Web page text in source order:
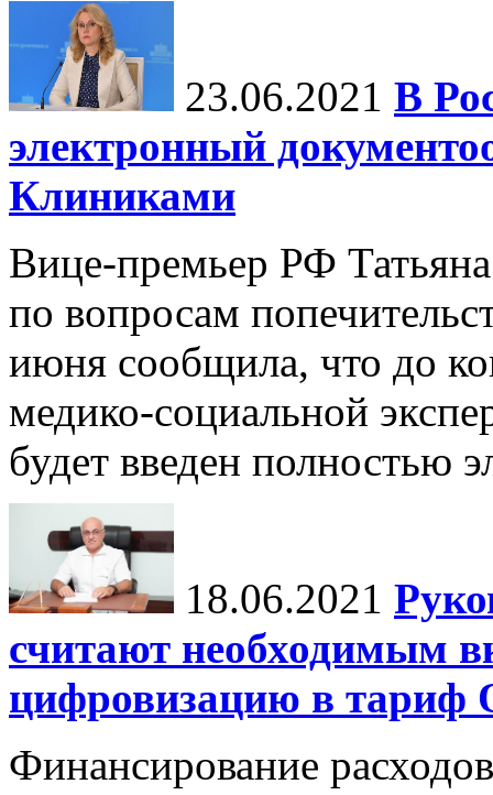
23.06.2021 В
электронный
Клиниками
Вице-премьер РФ Татьяна
по вопросам
июня сообщила, что до
медико-социальной
будет введен полностью
18.06.2021
считают необходимым
цифровизацию в
Финансирование